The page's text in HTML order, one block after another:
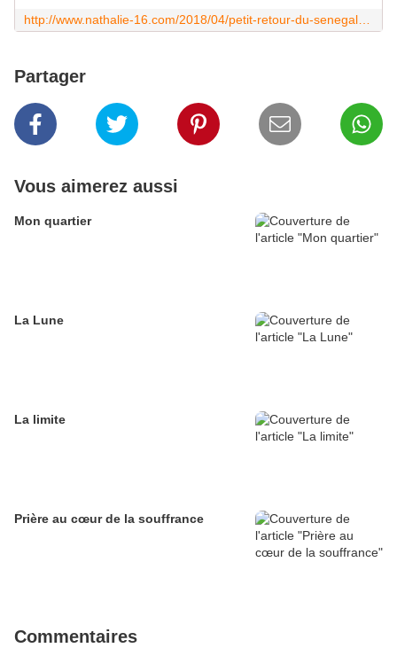
Partager
Vous aimerez aussi
Mon quartier
La Lune
La limite
Prière au cœur de la souffrance
Commentaires